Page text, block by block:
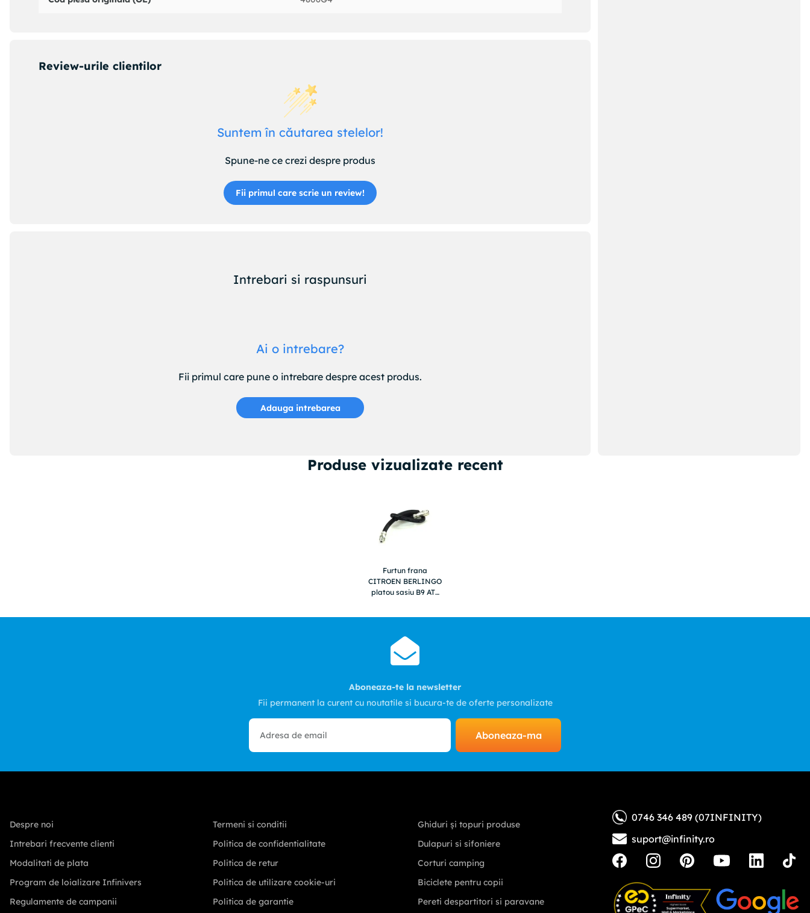
Review-urile clientilor
Suntem în căutarea stelelor!
Spune-ne ce crezi despre produs
Fii primul care scrie un review!
Intrebari si raspunsuri
Ai o intrebare?
Fii primul care pune o intrebare despre acest produs.
Adauga intrebarea
Produse vizualizate recent
Furtun frana
CITROEN BERLINGO
platou sasiu B9 ATE
Aboneaza-te la newsletter
Fii permanent la curent cu noutatile si bucura-te de oferte personalizate
Aboneaza-ma
Despre noi
Intrebari frecvente clienti
Modalitati de plata
Program de loializare Infinivers
Regulamente de campanii
Termeni si conditii
Politica de confidentialitate
Politica de retur
Politica de utilizare cookie-uri
Politica de garantie
Ghiduri și topuri produse
Dulapuri si sifoniere
Corturi camping
Biciclete pentru copii
Pereti despartitori si paravane
0746 346 489 (07INFINITY)
suport@infinity.ro